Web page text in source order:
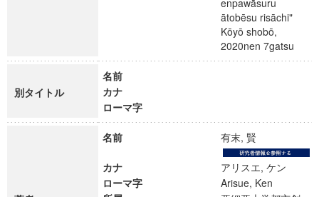
enpawāsuru
ātobēsu risāchi"
Kōyō shobō,
2020nen 7gatsu
別タイトル
名前
カナ
ローマ字
名前 有末, 賢
カナ
アリスエ, ケン
ローマ字
Arisue, Ken